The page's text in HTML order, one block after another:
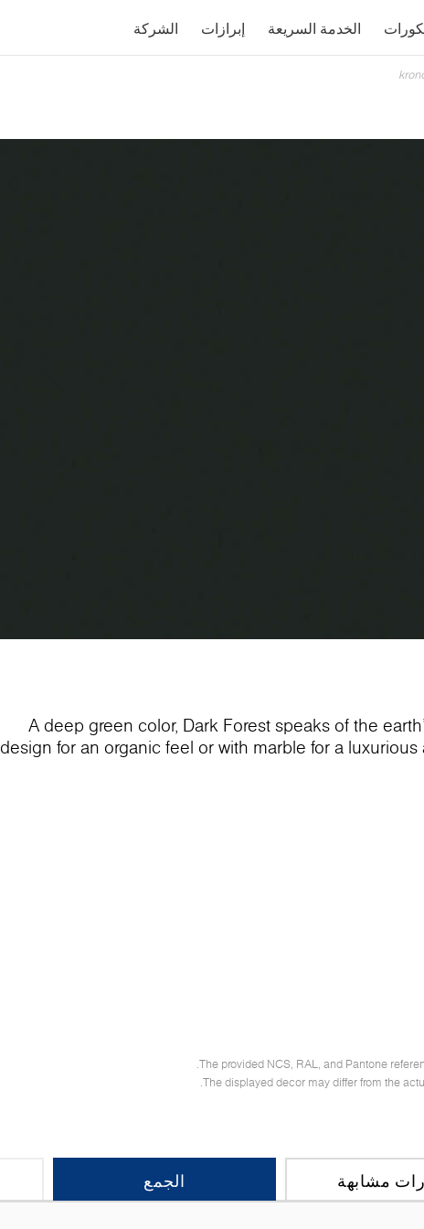
الخدمة السريعة إبرازات الشركة
A deep green color, Dark Forest speaks of the
design for an organic feel or with marble for a
The provided NCS, RAL, and Pantone
The displayed decor may differ from the
مشابهة الجمع